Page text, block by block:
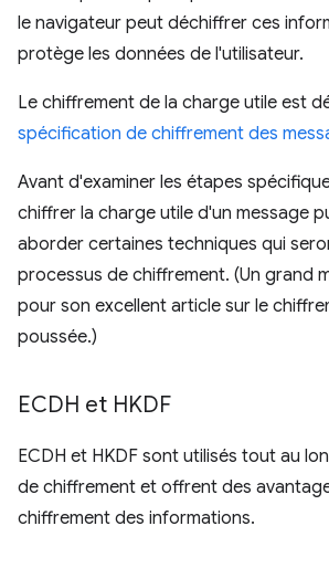
le navigateur peut déchiffrer ces
protège les données de l'utilisateur.
Le chiffrement de la charge utile est
spécification de chiffrement des
Avant d'examiner les étapes
chiffrer la charge utile d'un message
aborder certaines techniques qui
processus de chiffrement. (Un grand
pour son excellent article sur le
poussée.)
ECDH et HKDF
ECDH et HKDF sont utilisés tout au
de chiffrement et offrent des
chiffrement des informations.